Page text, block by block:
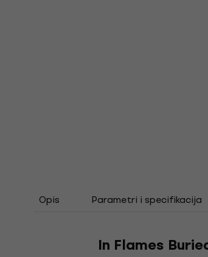
Opis Parametri i specifikacija
In Flames